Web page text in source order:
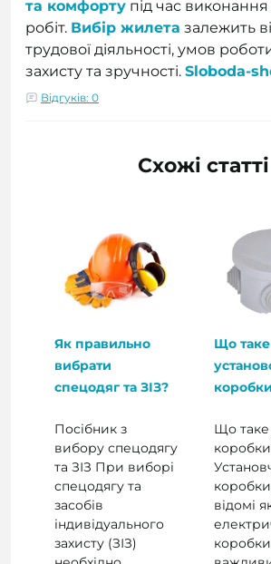
та комфорту під час
робіт. Вибір жилета залежить
трудової діяльності, умов
захисту та зручності. Sloboda-
Відгуків: 0
Схожі статті
Як правильно
вибрати
спецодяг та ЗІЗ?
Посібник з
вибору спецодягу
та ЗІЗ При виборі
спецодягу та
засобів
індивідуального
захисту (ЗІЗ)
Що таке
Що таке
відомі